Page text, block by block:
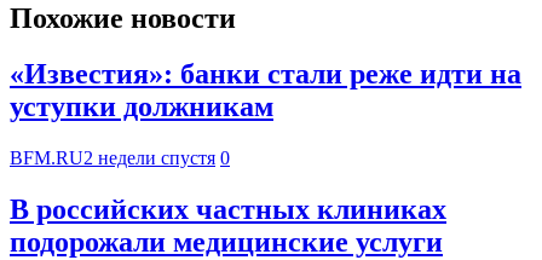
Похожие новости
«Известия»: банки стали реже идти на
уступки должникам
BFM.RU2 недели спустя 0
В российских частных клиниках
подорожали медицинские услуги